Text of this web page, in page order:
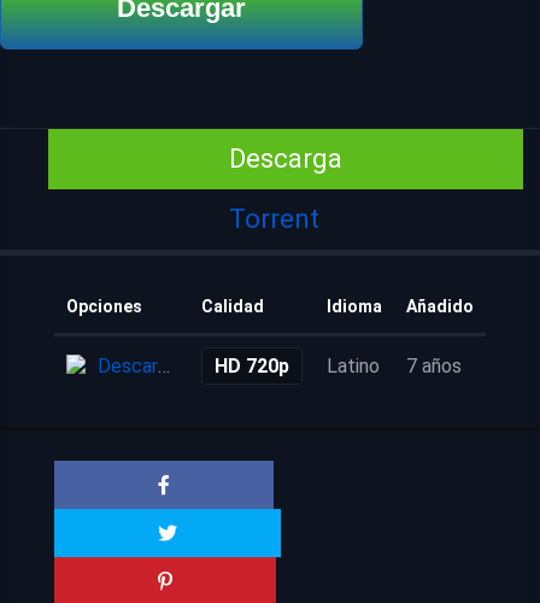
Descargar
Descarga
Torrent
Opciones Calidad Idioma Añadido
Descarga HD 720p Latino 7 años